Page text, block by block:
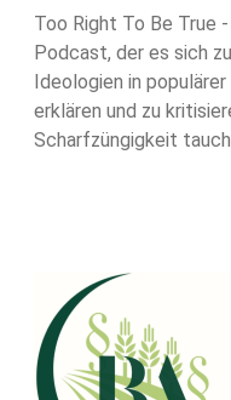
Too Right To Be True
Podcast, der es sich
Ideologien in
erklären und zu
Scharfzüngigkeit